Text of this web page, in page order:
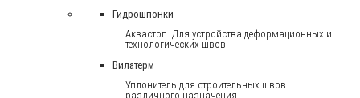
Гидрошпонки
Аквастоп. Для устройства деформационных и
технологических швов
Вилатерм
Уплонитель для строительных швов
различного назначения